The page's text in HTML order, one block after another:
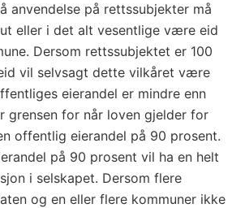
anvendelse på rettssubjekter må
eller i det alt vesentlige være eid
Dersom rettssubjektet er 100
vil selvsagt dette vilkåret være
eierandel er mindre enn
grensen for når loven gjelder for
offentlig eierandel på 90 prosent.
på 90 prosent vil ha en helt
i selskapet. Dersom flere
og en eller flere kommuner ikke